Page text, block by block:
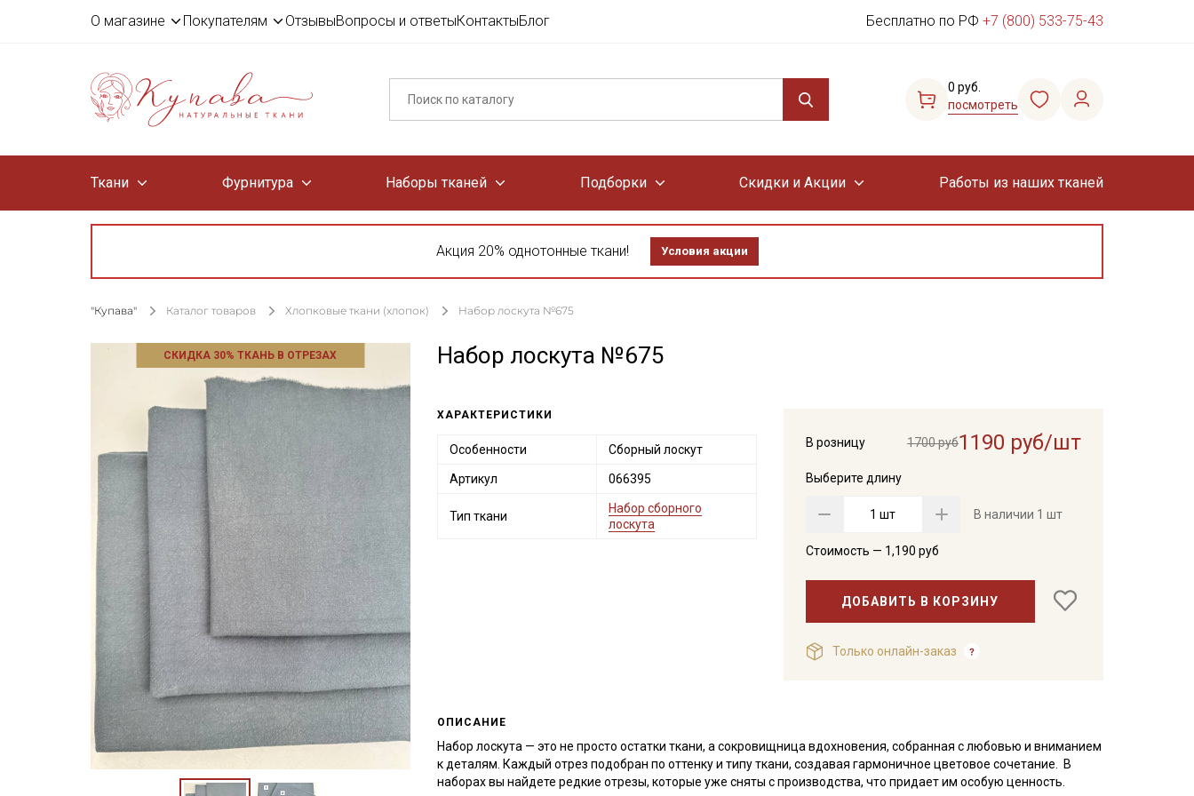
О магазине Покупателям ОтзывыВопросы и ответыКонтактыБлог Бесплатно по РФ +7 (800) 533-75-43
0 руб.
посмотреть
Ткани Фурнитура Наборы тканей Подборки Скидки и Акции Работы из наших тканей
Акция 20% однотонные ткани! Условия акции
"Купава" Каталог товаров Хлопковые ткани (хлопок) Набор лоскута №675
СКИДКА 30% ТКАНЬ В ОТРЕЗАХ Набор лоскута №675
В розницу 1700 руб1190 руб/шт
Выберите длину
шт В наличии 1 шт
Стоимость — 1,190 руб
ДОБАВИТЬ В КОРЗИНУ
Только онлайн-заказ
ХАРАКТЕРИСТИКИ
Особенности Сборный лоскут
Артикул 066395
Тип ткани
Набор сборного
лоскута
ОПИСАНИЕ
Набор лоскута — это не просто остатки ткани, а сокровищница вдохновения, собранная с любовью и вниманием
к деталям. Каждый отрез подобран по оттенку и типу ткани, создавая гармоничное цветовое сочетание. В
наборах вы найдете редкие отрезы, которые уже сняты с производства, что придает им особую ценность.